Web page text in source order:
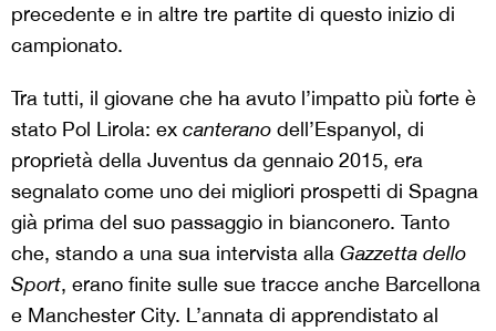
precedente e in altre tre partite di questo inizio di
campionato.
Tra tutti, il giovane che ha avuto l’impatto più forte è
stato Pol Lirola: ex canterano dell’Espanyol, di
proprietà della Juventus da gennaio 2015, era
segnalato come uno dei migliori prospetti di Spagna
già prima del suo passaggio in bianconero. Tanto
che, stando a una sua intervista alla Gazzetta dello
Sport, erano finite sulle sue tracce anche Barcellona
e Manchester City. L’annata di apprendistato al